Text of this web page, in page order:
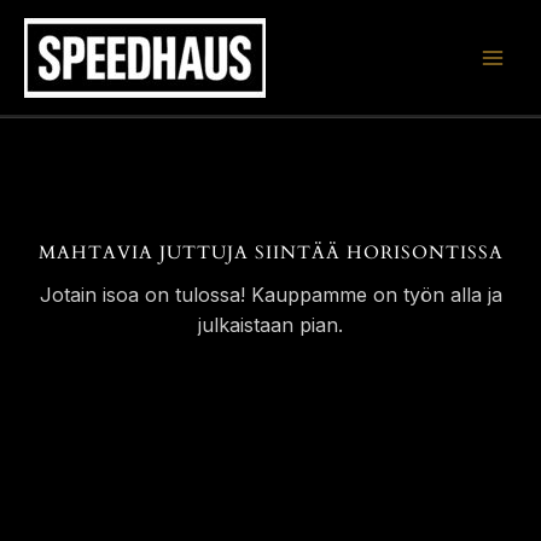
Siirry
sisältöön
MAHTAVIA JUTTUJA SIINTÄÄ HORISONTISSA
Jotain isoa on tulossa! Kauppamme on työn alla ja
julkaistaan pian.